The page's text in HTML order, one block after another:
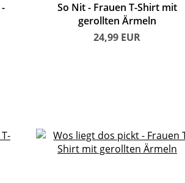
So Nit Frauen T-Shirt mit
gerollten Ärmeln
24,99 EUR